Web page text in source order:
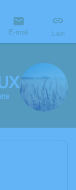
E-mail Lien